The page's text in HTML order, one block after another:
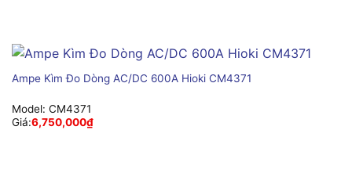
Ampe Kìm Đo Dòng AC/DC 600A Hioki CM4371
Model: CM4371
Giá:6,750,000₫